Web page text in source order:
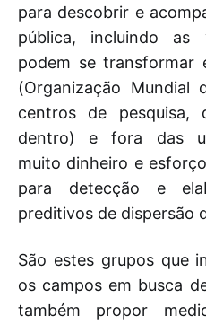
para descobrir e
pública, incluindo as
podem se transformar
(Organização Mundial
centros de pesquisa,
dentro) e fora das
muito dinheiro e
para detecção e
preditivos de dispersão
São estes grupos que
os campos em busca
também propor